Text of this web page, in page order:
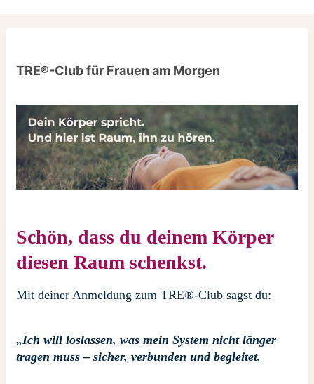
TRE®-Club für Frauen am Morgen
Schön, dass du deinem Körper
diesen Raum schenkst.
Mit deiner Anmeldung zum TRE®-Club sagst du:
„Ich will loslassen, was mein System nicht länger
tragen muss – sicher, verbunden und begleitet.